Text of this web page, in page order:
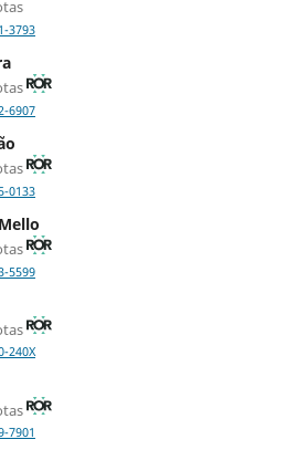
3793
6907
0133
5599
240X
7901